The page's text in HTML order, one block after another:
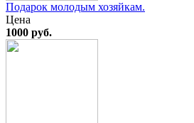
Подарок молодым хозяйкам.
Цена
1000 руб.